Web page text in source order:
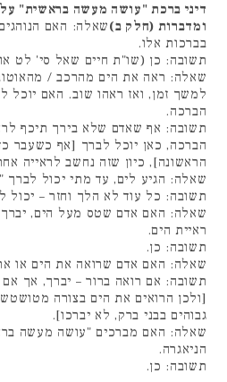
דיני ברכת "עושה מעשה בראשית" על
ומדברות (חלק ב)שאלה: האם
בברכות אלו.
תשובה: כן (שו"ת חיים שאל סי' לט
שאלה: ראה את הים מהרכב /
למשך זמן, ואז ראהו שוב. האם
הברכה.
תשובה: אף שאדם שלא בירך תיכף
הברכה, כאן יוכל לברך [אף כשעבר
הראשונה], כיון שזה נחשב לראייה
שאלה: הגיע לים, עד מתי יכול
תשובה: כל עוד לא הלך וחזר – יכול
שאלה: האם אדם שטס מעל הים,
ראיית הים.
תשובה: כן.
שאלה: האם אדם שרואה את הים או
תשובה: אם רואה ברור – יברך, אך אם
[ולכן הרואים את הים בצורה
גבוהים בבני ברק, לא יברכו].
שאלה: האם מברכים "עושה מעשה
הניאגרה.
תשובה: כן.